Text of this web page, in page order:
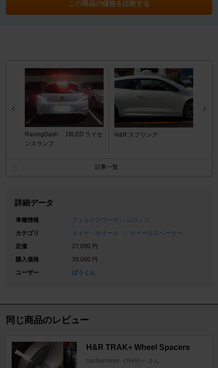
この商品の価格を比較する
RacingDash 18LED ライセ
ンスランプ
H&R スプリング
記事一覧
詳細データ
車種情報
フォルクスワーゲン シロッコ
カテゴリ
タイヤ・ホイール
ホイールスペーサー
定価
27,000 円
購入価格
39,000 円
ユーザー
ばうくん
同じ商品のレビュー
H&R TRAK+ Wheel Spacers
nachanneler（ﾅﾁｬﾈﾗ-）さん